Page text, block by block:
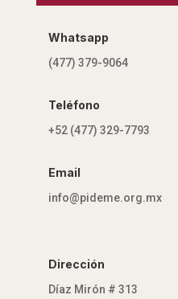
Whatsapp
(477) 379-9064
Teléfono
+52 (477) 329-7793
Email
info@pideme.org.mx
Dirección
Díaz Mirón # 313